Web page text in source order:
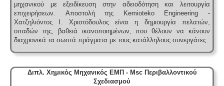
μηχανικού με εξειδίκευση στην αδειοδότηση και λειτουργία
επιχειρήσεων. Αποστολή της Kemioteko Engineering -
Χατζηλιόντος Ι. Χριστόδουλος είναι η δημιουργία πελατών,
οπαδών της, βαθειά ικανοποιημένων, που θέλουν να κάνουν
διαχρονικά τα σωστά πράγματα με τους κατάλληλους συνεργάτες.
Διπλ. Χημικός Μηχανικός ΕΜΠ - Msc Περιβαλλοντικού
Σχεδιασμού